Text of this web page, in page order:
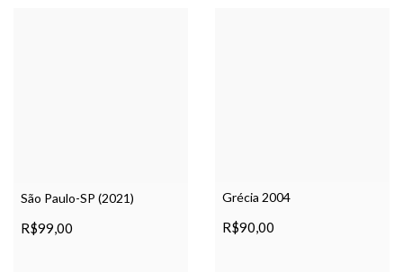
São Paulo-SP (2021)
R$99,00
Grécia 2004
R$90,00